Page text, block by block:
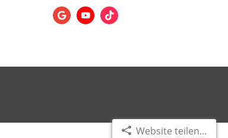
Website teilen...